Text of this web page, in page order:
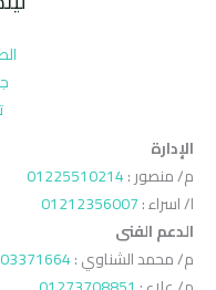
الإدارة
م/ منصور :01225510214
ا/ اسراء :01212356007
الدعم الفنى
م/ محمد الشناوي :